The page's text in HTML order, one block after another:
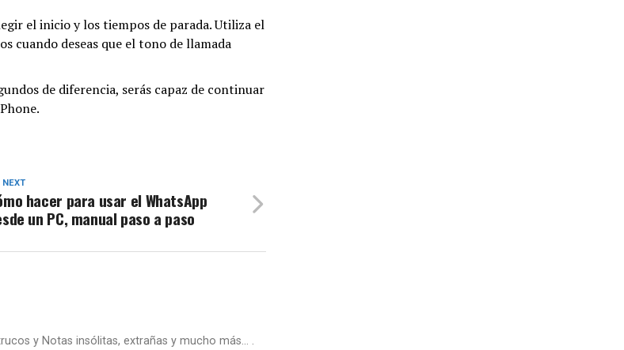
el inicio y los tiempos de parada. Utiliza el
cuando deseas que el tono de llamada
de diferencia, serás capaz de continuar
NEXT
hacer para usar el WhatsApp
un PC, manual paso a paso
y Notas insólitas, extrañas y mucho más... .